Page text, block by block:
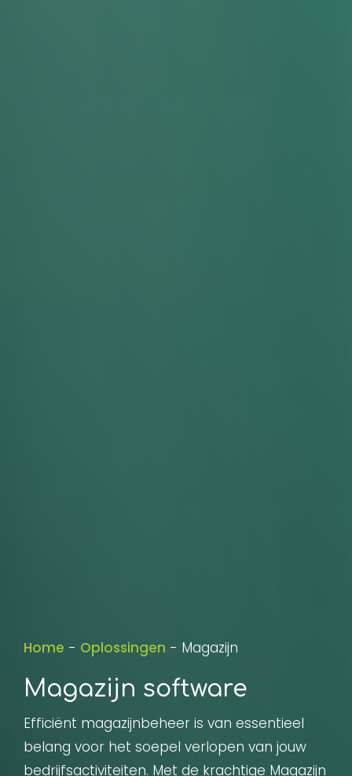
Home - Oplossingen - Magazijn
Magazijn software
Efficiënt magazijnbeheer is van essentieel
belang voor het soepel verlopen van jouw
bedrijfsactiviteiten. Met de krachtige Magazijn